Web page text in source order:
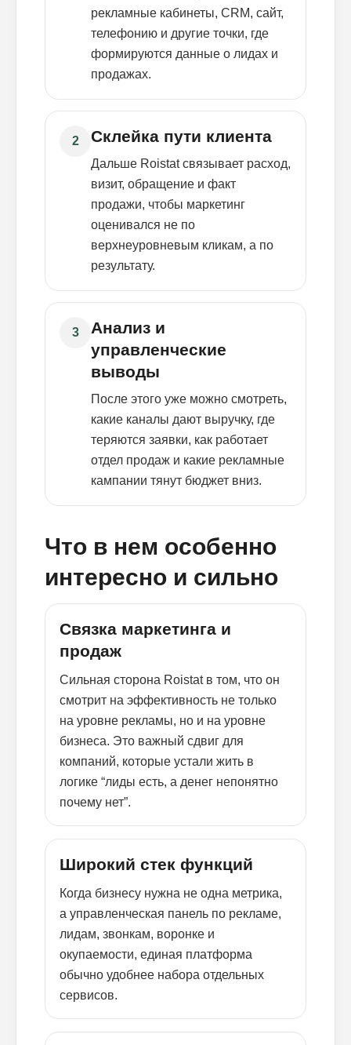
рекламные кабинеты, CRM, сайт,
телефонию и другие точки, где
формируются данные о лидах и
продажах.
2 Склейка пути клиента
Дальше Roistat связывает расход,
визит, обращение и факт
продажи, чтобы маркетинг
оценивался не по
верхнеуровневым кликам, а по
результату.
3
Анализ и
управленческие
выводы
После этого уже можно смотреть,
какие каналы дают выручку, где
теряются заявки, как работает
отдел продаж и какие рекламные
кампании тянут бюджет вниз.
Что в нем особенно
интересно и сильно
Связка маркетинга и
продаж
Сильная сторона Roistat в том, что он
смотрит на эффективность не только
на уровне рекламы, но и на уровне
бизнеса. Это важный сдвиг для
компаний, которые устали жить в
логике “лиды есть, а денег непонятно
почему нет”.
Широкий стек функций
Когда бизнесу нужна не одна метрика,
а управленческая панель по рекламе,
лидам, звонкам, воронке и
окупаемости, единая платформа
обычно удобнее набора отдельных
сервисов.